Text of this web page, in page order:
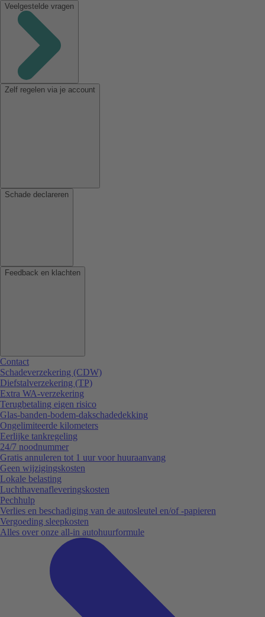
Veelgestelde vragen
Zelf regelen via je account
Schade declareren
Feedback en klachten
Contact
Schadeverzekering (CDW)
Diefstalverzekering (TP)
Extra WA-verzekering
Terugbetaling eigen risico
Glas-banden-bodem-dakschadedekking
Ongelimiteerde kilometers
Eerlijke tankregeling
24/7 noodnummer
Gratis annuleren tot 1 uur voor huuraanvang
Geen wijzigingskosten
Lokale belasting
Luchthavenafleveringskosten
Pechhulp
Verlies en beschadiging van de autosleutel en/of -papieren
Vergoeding sleepkosten
Alles over onze all-in autohuurformule